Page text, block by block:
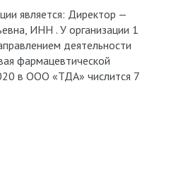
является: Директор —
ИНН . У организации 1
деятельности
фармацевтической
в ООО «ТДА» числится 7